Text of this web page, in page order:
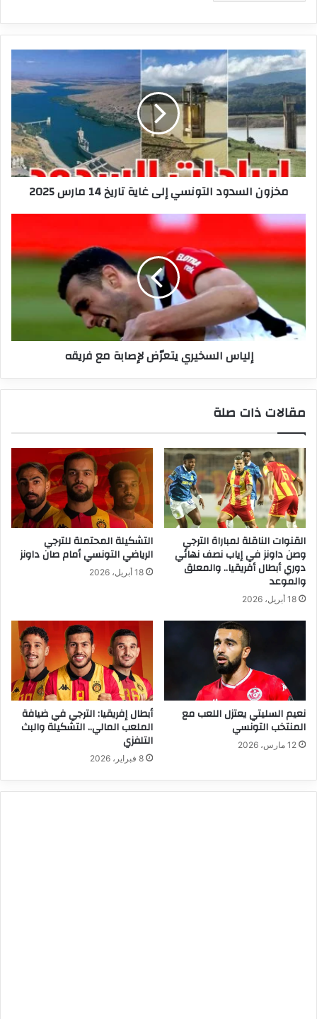
مخزون
السدود
التونسي
إلى
غاية
تاريخ
14
مارس
2025
مخزون السدود التونسي إلى غاية تاريخ 14 مارس 2025
إلياس
السخيري
لإصابة
إلياس السخيري يتعرّض لإصابة مع فريقه
مقالات ذات صلة
القنوات الناقلة لمباراة الترجي
وصن داونز في إياب نصف نهائي
دوري أبطال أفريقيا.. والمعلق
والموعد
18 أبريل، 2026
التشكيلة المحتملة للترجي
الرياضي التونسي أمام صان داونز
18 أبريل، 2026
نعيم السليتي يعتزل اللعب مع
المنتخب التونسي
12 مارس، 2026
أبطال إفريقيا: الترجي في ضيافة
الملعب المالي.. التشكيلة والبث
التلفزي
8 فبراير، 2026